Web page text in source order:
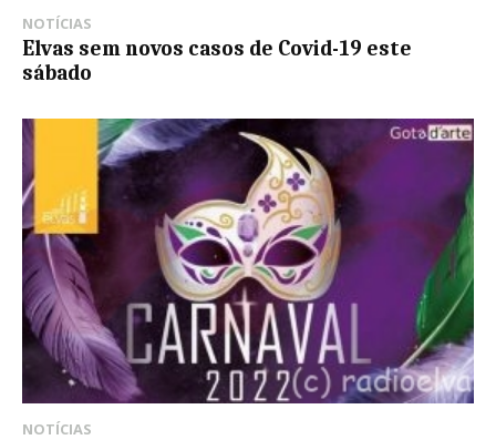
NOTÍCIAS
Elvas sem novos casos de Covid-19 este
sábado
NOTÍCIAS